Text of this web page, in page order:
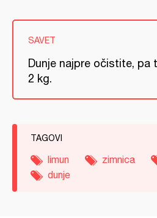
SAVET
Dunje najpre očistite, pa
2 kg.
TAGOVI
limun zimnica
dunje